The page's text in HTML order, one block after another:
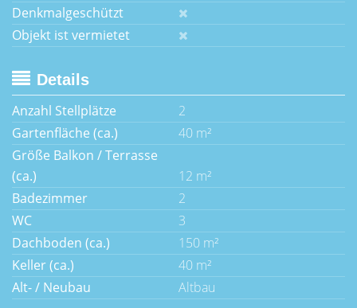
Denkmalgeschützt
Objekt ist vermietet
Details
Anzahl Stellplätze
2
Gartenfläche (ca.)
40 m²
Größe Balkon / Terrasse
(ca.)
12 m²
Badezimmer
2
WC
3
Dachboden (ca.)
150 m²
Keller (ca.)
40 m²
Alt- / Neubau
Altbau